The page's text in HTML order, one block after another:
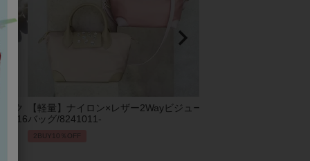
ック
【軽量】ナイロン×レザー2Wayビジュー
バッグ/8241011-
2BUY10％OFF